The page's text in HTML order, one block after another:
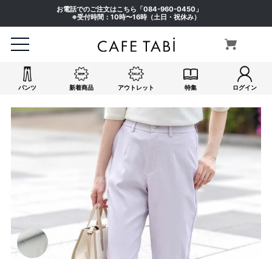
お電話でのご注文はこちら「084-960-0450 」
※受付時間：10時〜16時（土日・祝休み）
パンツ 新着商品 アウトレット 特集 ログイン